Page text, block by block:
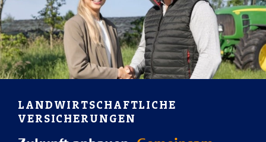
LANDWIRTSCHAFTLICHE
VERSICHERUNGEN